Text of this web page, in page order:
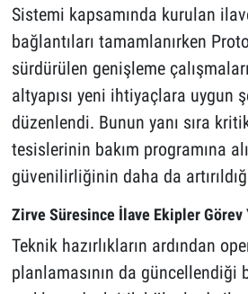
Sistemi kapsamında kurulan
bağlantıları tamamlanırken
sürdürülen genişleme
altyapısı yeni ihtiyaçlara uygun
düzenlendi. Bunun yanı sıra
tesislerinin bakım programına
güvenilirliğinin daha da
Zirve Süresince İlave Ekipler Görev
Teknik hazırlıkların ardından
planlamasının da güncellendiği